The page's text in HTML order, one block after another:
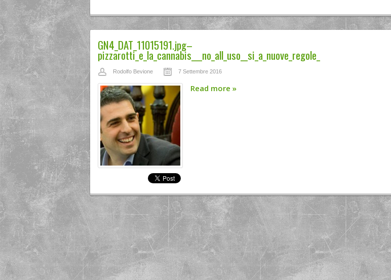
GN4_DAT_11015191.jpg–
pizzarotti_e_la_cannabis___no_all_uso__si_a_nuove_regole_
Rodolfo Bevione 7 Settembre 2016
Read more »